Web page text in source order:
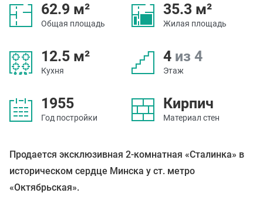
62.9 м²
Общая площадь
35.3 м²
Жилая площадь
12.5 м²
Кухня
4 из 4
Этаж
1955
Год постройки
Кирпич
Материал стен
Продается эксклюзивная 2-комнатная «Сталинка» в
историческом сердце Минска у ст. метро
«Октябрьская».